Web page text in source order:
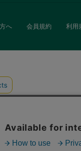
へ 会員規約 利用
また